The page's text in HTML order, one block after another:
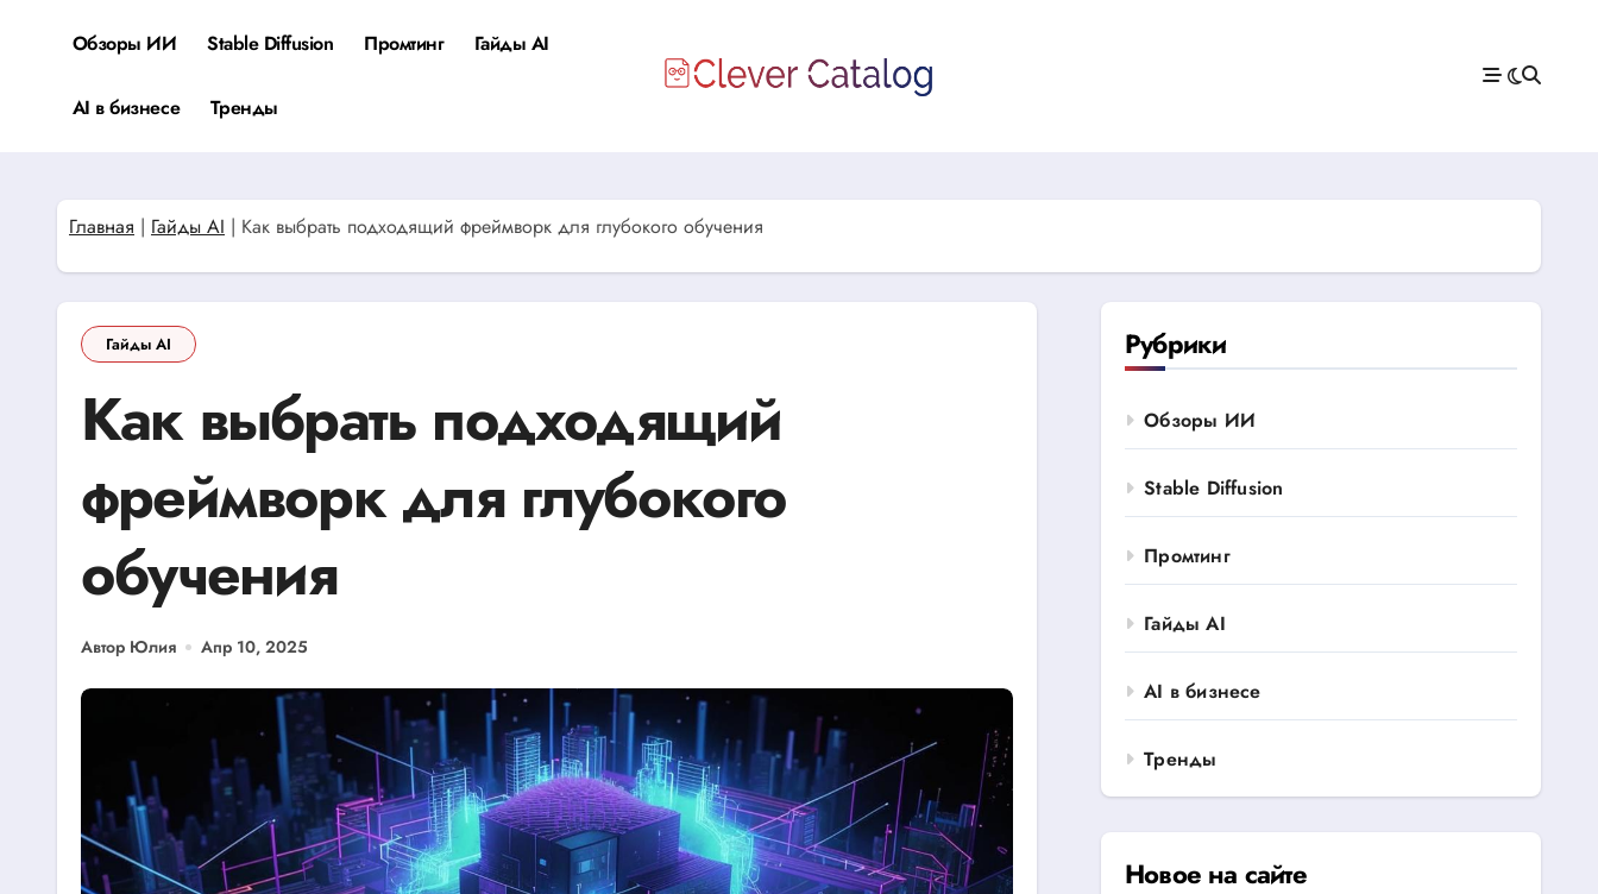
Обзоры ИИ Stable Diffusion Промтинг Гайды AI
AI в бизнесе Тренды
Главная | Гайды AI | Как выбрать подходящий фреймворк для глубокого обучения
Гайды AI
Как выбрать подходящий
фреймворк для глубокого
обучения
Автор Юлия Апр 10, 2025
Рубрики
Обзоры ИИ
Stable Diffusion
Промтинг
Гайды AI
AI в бизнесе
Тренды
Новое на сайте